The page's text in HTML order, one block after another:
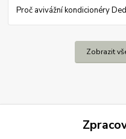
Proč avivážní kondicionéry
Zobrazit